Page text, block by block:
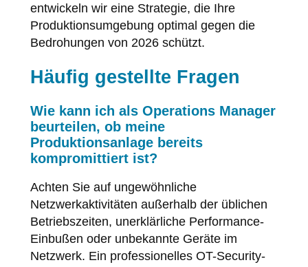
entwickeln wir eine Strategie, die Ihre
Produktionsumgebung optimal gegen die
Bedrohungen von 2026 schützt.
Häufig gestellte Fragen
Wie kann ich als Operations Manager
beurteilen, ob meine
Produktionsanlage bereits
kompromittiert ist?
Achten Sie auf ungewöhnliche
Netzwerkaktivitäten außerhalb der üblichen
Betriebszeiten, unerklärliche Performance-
Einbußen oder unbekannte Geräte im
Netzwerk. Ein professionelles OT-Security-